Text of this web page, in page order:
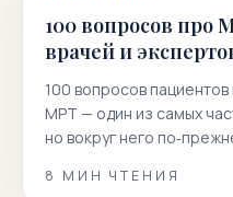
100 вопросов про
врачей и
100 вопросов
МРТ — один из самых
но вокруг него
пациентов и даем
8 МИН ЧТЕНИЯ